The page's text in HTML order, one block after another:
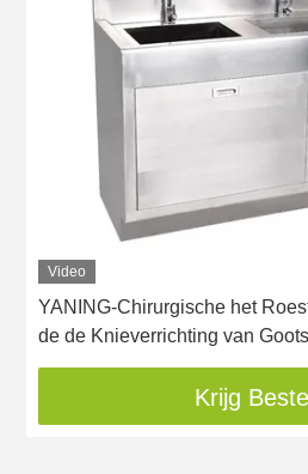
Video
YANING-Chirurgische het
de de Knieverrichting van
Multipost
Krijg